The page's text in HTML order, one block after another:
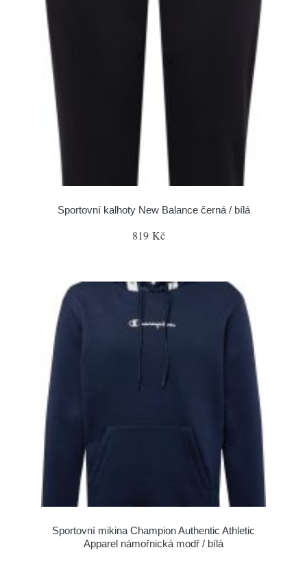
Sportovní kalhoty New Balance černá / bílá
819 Kč
Sportovní mikina Champion Authentic Athletic
Apparel námořnická modř / bílá